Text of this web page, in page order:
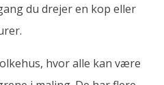
du drejer en kop eller
hvor alle kan være